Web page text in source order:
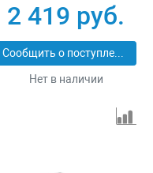
Сибртех 96404
2 419 руб.
Сообщить о поступлении
Нет в наличии